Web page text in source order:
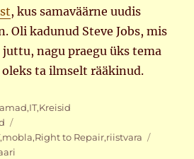
, kus samaväärne uudis
Oli kadunud Steve Jobs, mis
nagu praegu üks tema
ta ilmselt rääkinud.
,IT,Kreisid
,mobla,Right to Repair,riistvara